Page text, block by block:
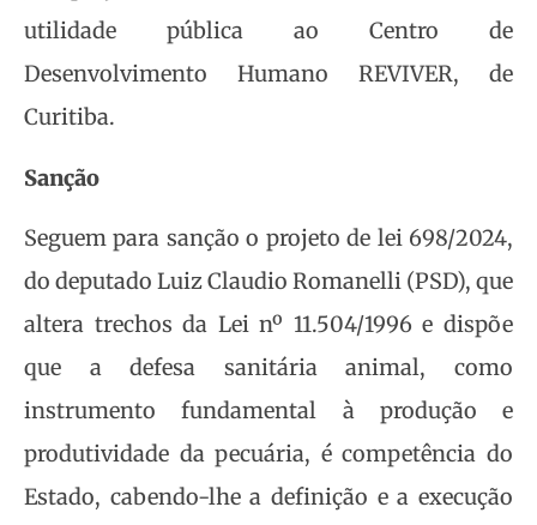
utilidade pública ao Centro de
Desenvolvimento Humano REVIVER, de
Curitiba.
Sanção
Seguem para sanção o projeto de lei 698/2024,
do deputado Luiz Claudio Romanelli (PSD), que
altera trechos da Lei nº 11.504/1996 e dispõe
que a defesa sanitária animal, como
instrumento fundamental à produção e
produtividade da pecuária, é competência do
Estado, cabendo-lhe a definição e a execução